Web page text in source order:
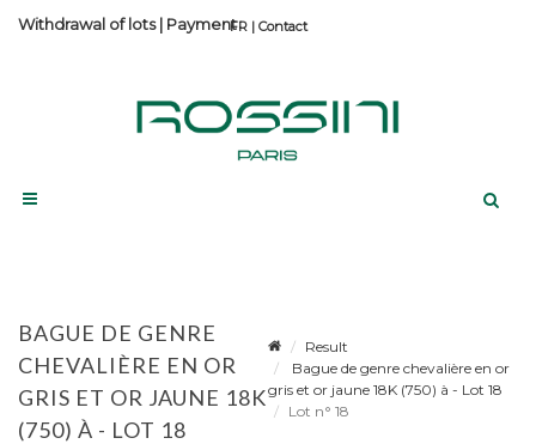
Contact
Withdrawal of lots| Payment
BAGUE DE GENRE
CHEVALIÈRE EN OR
GRIS ET OR JAUNE 18K
(750) À - LOT 18
Result
Bague de genre chevalière en or
gris et or jaune 18K (750) à - Lot 18
Lot n° 18